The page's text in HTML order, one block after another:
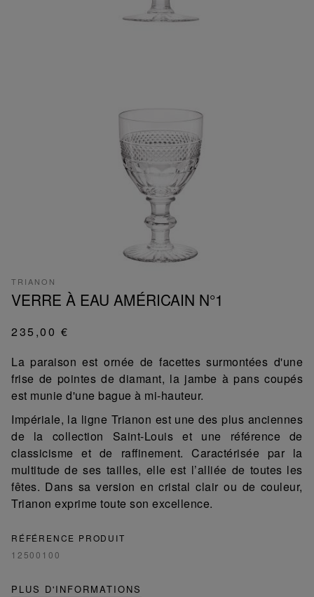
TRIANON
VERRE À EAU AMÉRICAIN N°1
235,00 €
La paraison est ornée de facettes surmontées d'une
frise de pointes de diamant, la jambe à pans coupés
est munie d'une bague à mi-hauteur.
Impériale, la ligne Trianon est une des plus anciennes
de la collection Saint-Louis et une référence de
classicisme et de raffinement. Caractérisée par la
multitude de ses tailles, elle est l’alliée de toutes les
fêtes. Dans sa version en cristal clair ou de couleur,
Trianon exprime toute son excellence.
RÉFÉRENCE PRODUIT
12500100
PLUS D'INFORMATIONS